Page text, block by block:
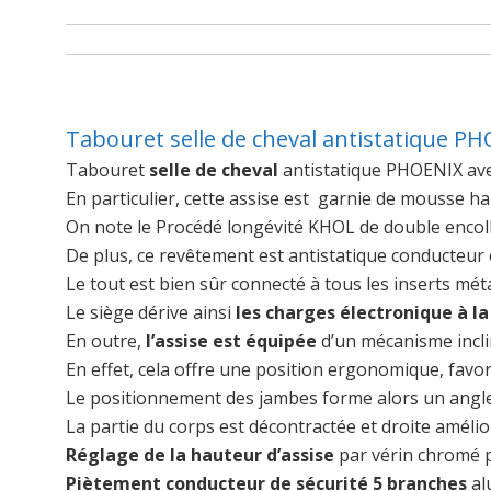
Tabouret selle de cheval antistatique
Tabouret selle de cheval antistatique PHOENIX
En particulier, cette assise est garnie de mousse
On note le Procédé longévité KHOL de double
De plus, ce revêtement est antistatique
Le tout est bien sûr connecté à tous les inserts
Le siège dérive ainsi les charges électronique à
En outre, l’assise est équipée d’un mécanisme
En effet, cela offre une position ergonomique,
Le positionnement des jambes forme alors un
La partie du corps est décontractée et droite
Réglage de la hauteur d’assise par vérin chromé
Piètement conducteur de sécurité 5 branches